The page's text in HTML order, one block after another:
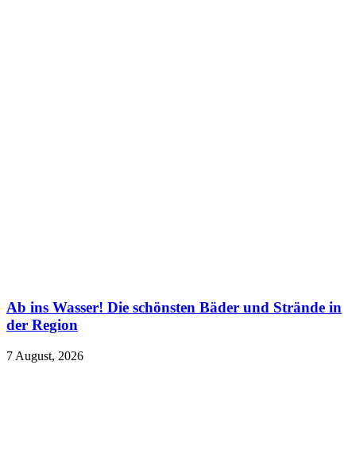
Ab ins Wasser! Die schönsten Bäder und Strände in
der Region
7 August, 2026